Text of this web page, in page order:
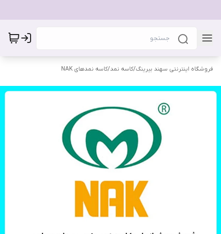
فروشگاه اینترنتی سهند بیرینگ/کاسه نمد/کاسه نمدهای NAK